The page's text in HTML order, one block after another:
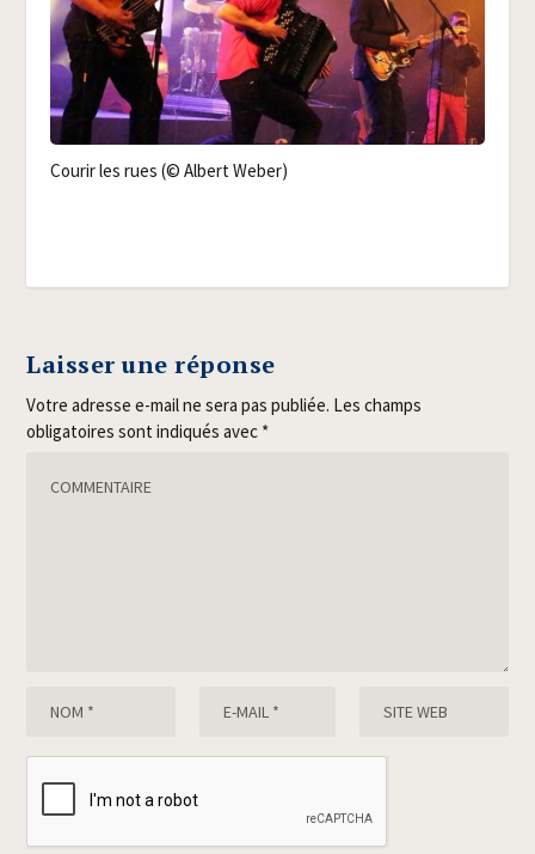
Cou­rir les rues (© Albert Weber)
Laisser une réponse
Votre adresse e-mail ne sera pas publiée. Les champs
obligatoires sont indiqués avec *